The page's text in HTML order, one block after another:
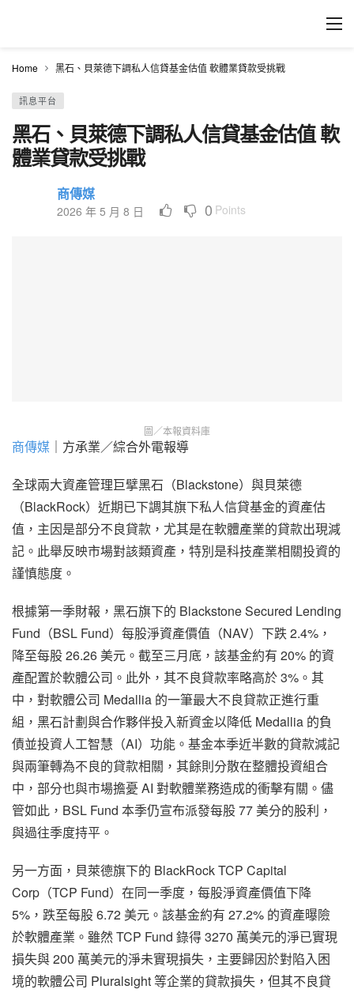
Home 黑石、貝萊德下調私人信貸基金估值 軟體業貸款受挑戰
訊息平台
黑石、貝萊德下調私人信貸基金估值 軟
體業貸款受挑戰
商傳媒
2026 年 5 月 8 日 0 Points
圖／本報資料庫
商傳媒 ｜方承業／綜合外電報導
全球兩大資產管理巨擘黑石（Blackstone）與貝萊德
（BlackRock）近期已下調其旗下私人信貸基金的資產估
值，主因是部分不良貸款，尤其是在軟體產業的貸款出現減
記。此舉反映市場對該類資產，特別是科技產業相關投資的
謹慎態度。
根據第一季財報，黑石旗下的 Blackstone Secured Lending
Fund（BSL Fund）每股淨資產價值（NAV）下跌 2.4%，
降至每股 26.26 美元。截至三月底，該基金約有 20% 的資
產配置於軟體公司。此外，其不良貸款率略高於 3%。其
中，對軟體公司 Medallia 的一筆最大不良貸款正進行重
組，黑石計劃與合作夥伴投入新資金以降低 Medallia 的負
債並投資人工智慧（AI）功能。基金本季近半數的貸款減記
與兩筆轉為不良的貸款相關，其餘則分散在整體投資組合
中，部分也與市場擔憂 AI 對軟體業務造成的衝擊有關。儘
管如此，BSL Fund 本季仍宣布派發每股 77 美分的股利，
與過往季度持平。
另一方面，貝萊德旗下的 BlackRock TCP Capital
Corp（TCP Fund）在同一季度，每股淨資產價值下降
5%，跌至每股 6.72 美元。該基金約有 27.2% 的資產曝險
於軟體產業。雖然 TCP Fund 錄得 3270 萬美元的淨已實現
損失與 200 萬美元的淨未實現損失，主要歸因於對陷入困
境的軟體公司 Pluralsight 等企業的貸款損失，但其不良貸